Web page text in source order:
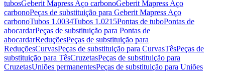
tubosGeberit Mapress Aço carbonoGeberit Mapress Aço
carbonoPeças de substituição para Geberit Mapress Aço
carbonoTubos 1.0034Tubos 1.0215Pontas de tuboPontas de
abocardarPeças de substituição para Pontas de
abocardarReduçõesPeças de substituição para
ReduçõesCurvasPeças de substituição para CurvasTêsPeças de
substituição para TêsCruzetasPeças de substituição para
CruzetasUniões permanentesPeças de substituição para Uniões